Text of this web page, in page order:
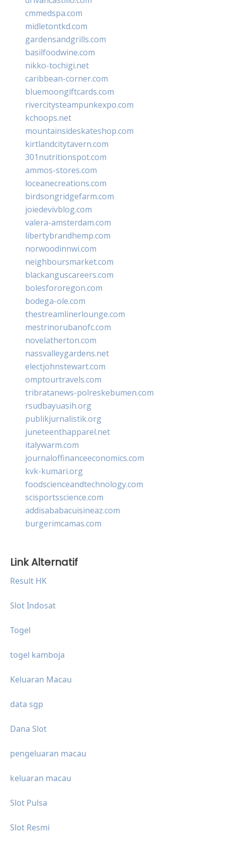
cmmedspa.com
midletontkd.com
gardensandgrills.com
basilfoodwine.com
nikko-tochigi.net
caribbean-corner.com
bluemoongiftcards.com
rivercitysteampunkexpo.com
kchoops.net
mountainsideskateshop.com
kirtlandcitytavern.com
301nutritionspot.com
ammos-stores.com
loceanecreations.com
birdsongridgefarm.com
joiedevivblog.com
valera-amsterdam.com
libertybrandhemp.com
norwoodinnwi.com
neighboursmarket.com
blackanguscareers.com
bolesfororegon.com
bodega-ole.com
thestreamlinerlounge.com
mestrinorubanofc.com
novelatherton.com
nassvalleygardens.net
electjohnstewart.com
omptourtravels.com
tribratanews-polreskebumen.com
rsudbayuasih.org
publikjurnalistik.org
juneteenthapparel.net
italywarm.com
journaloffinanceeconomics.com
kvk-kumari.org
foodscienceandtechnology.com
scisportsscience.com
addisababacuisineaz.com
burgerimcamas.com
Link Alternatif
Result HK
Slot Indosat
Togel
togel kamboja
Keluaran Macau
data sgp
Dana Slot
pengeluaran macau
keluaran macau
Slot Pulsa
Slot Resmi